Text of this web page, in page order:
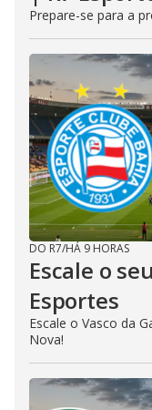
Prepare-se para a
DO R7/HÁ 9 HORAS
Escale o
Esportes
Escale o Vasco da
Nova!